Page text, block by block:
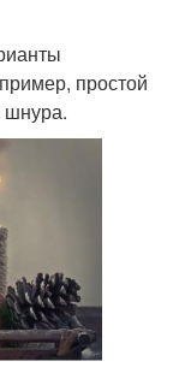
простой
шнура.